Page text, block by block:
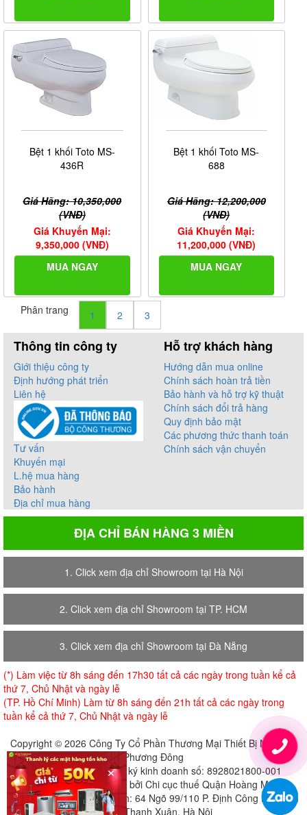
Bệt 1 khối Toto MS-
436R
Giá Hãng: 10,350,000
(VNĐ)
Giá Khuyến Mại:
9,350,000 (VNĐ)
MUA NGAY
Bệt 1 khối Toto MS-
688
Giá Hãng: 12,200,000
(VNĐ)
Giá Khuyến Mại:
11,200,000 (VNĐ)
MUA NGAY
Phân trang 1 2 3
Thông tin công ty
Giới thiệu công ty
Định hướng phát triển
Liên hệ
Tư vấn
Khuyến mại
L.hệ mua hàng
Bảo hành
Địa chỉ mua hàng
Hỗ trợ khách hàng
Hướng dẫn mua online
Chính sách hoàn trả tiền
Bảo hành và hỗ trợ kỹ thuật
Chính sách đổi trả hàng
Quy định bảo mật
Các phương thức thanh toán
Chính sách vận chuyển
ĐỊA CHỈ BÁN HÀNG 3 MIỀN
1. Click xem địa chỉ Showroom tại Hà Nội
2. Click xem địa chỉ Showroom tại TP. HCM
3. Click xem địa chỉ Showroom tại Đà Nẵng
(*) Làm việc từ 8h sáng đến 17h30 tất cả các ngày trong tuần kể cả
thứ 7, Chủ Nhật và ngày lễ
(TP. Hồ Chí Minh) Làm từ 8h sáng đến 21h tất cả các ngày trong
tuần kể cả thứ 7, Chủ Nhật và ngày lễ
Copyright © 2026 Công Ty Cổ Phần Thương Mại Thiết Bị Nội Thất
Phương Đông
Giấy chứng nhận đăng ký kinh doanh số: 8928021800-001
Cấp ngày 18-07-2018 bởi Chi cục thuế Quận Hoàng Mai
Địa chỉ đăng ký trụ sở chính: 64 Ngõ 99/110 P. Định Công Hạ, Định
Công, Thanh Xuân, Hà Nội
×